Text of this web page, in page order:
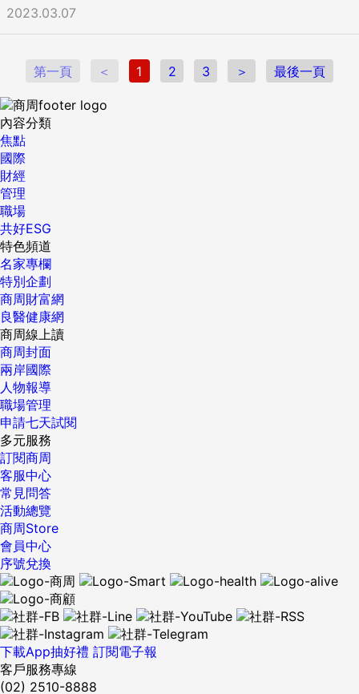
2023.03.07
第一頁 ＜ 1 2 3 ＞ 最後一頁
內容分類
焦點
國際
財經
管理
職場
共好ESG
特色頻道
名家專欄
特別企劃
商周財富網
良醫健康網
商周線上讀
商周封面
兩岸國際
人物報導
職場管理
申請七天試閱
多元服務
訂閱商周
客服中心
常見問答
活動總覽
商周Store
會員中心
序號兌換
下載App抽好禮 訂閱電子報
客戶服務專線
(02) 2510-8888